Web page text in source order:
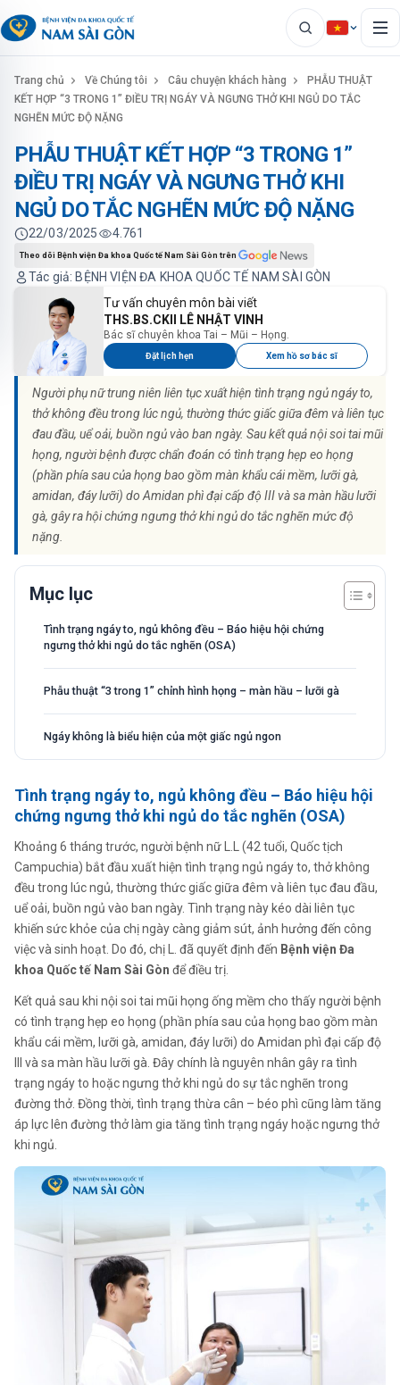
Trang chủ Về Chúng tôi Câu chuyện khách hàng
PHẪU THUẬT
KẾT HỢP “3 TRONG 1” ĐIỀU TRỊ NGÁY VÀ NGƯNG THỞ KHI NGỦ DO TẮC
NGHẼN MỨC ĐỘ NẶNG
PHẪU THUẬT KẾT HỢP “3 TRONG 1”
ĐIỀU TRỊ NGÁY VÀ NGƯNG THỞ KHI
NGỦ DO TẮC NGHẼN MỨC ĐỘ NẶNG
Tác giả: BỆNH VIỆN ĐA KHOA QUỐC TẾ NAM SÀI GÒN
22/03/2025 4.761
Theo dõi Bệnh viện Đa khoa Quốc tế Nam Sài Gòn trên
Tư vấn chuyên môn bài viết
THS.BS.CKII LÊ NHẬT VINH
Bác sĩ chuyên khoa Tai – Mũi – Họng.
Đặt lịch hẹn Xem hồ sơ bác sĩ
Người phụ nữ trung niên liên tục xuất hiện tình trạng ngủ ngáy to,
thở không đều trong lúc ngủ, thường thức giấc giữa đêm và liên tục
đau đầu, uể oải, buồn ngủ vào ban ngày. Sau kết quả nội soi tai mũi
họng, người bệnh được chẩn đoán có tình trạng hẹp eo họng
(phần phía sau của họng bao gồm màn khẩu cái mềm, lưỡi gà,
amidan, đáy lưỡi) do Amidan phì đại cấp độ III và sa màn hầu lưỡi
gà, gây ra hội chứng ngưng thở khi ngủ do tắc nghẽn mức độ
nặng.
Mục lục
Tình trạng ngáy to, ngủ không đều – Báo hiệu hội chứng
ngưng thở khi ngủ do tắc nghẽn (OSA)
Phẫu thuật “3 trong 1” chỉnh hình họng – màn hầu – lưỡi gà
Ngáy không là biểu hiện của một giấc ngủ ngon
Tình trạng ngáy to, ngủ không đều – Báo hiệu hội
chứng ngưng thở khi ngủ do tắc nghẽn (OSA)
Khoảng 6 tháng trước, người bệnh nữ L.L (42 tuổi, Quốc tịch
Campuchia) bắt đầu xuất hiện tình trạng ngủ ngáy to, thở không
đều trong lúc ngủ, thường thức giấc giữa đêm và liên tục đau đầu,
uể oải, buồn ngủ vào ban ngày. Tình trạng này kéo dài liên tục
khiến sức khỏe của chị ngày càng giảm sút, ảnh hưởng đến công
việc và sinh hoạt. Do đó, chị L. đã quyết định đến Bệnh viện Đa
khoa Quốc tế Nam Sài Gòn để điều trị.
Kết quả sau khi nội soi tai mũi họng ống mềm cho thấy người bệnh
có tình trạng hẹp eo họng (phần phía sau của họng bao gồm màn
khẩu cái mềm, lưỡi gà, amidan, đáy lưỡi) do Amidan phì đại cấp độ
III và sa màn hầu lưỡi gà. Đây chính là nguyên nhân gây ra tình
trạng ngáy to hoặc ngưng thở khi ngủ do sự tắc nghẽn trong
đường thở. Đồng thời, tình trạng thừa cân – béo phì cũng làm tăng
áp lực lên đường thở làm gia tăng tình trạng ngáy hoặc ngưng thở
khi ngủ.